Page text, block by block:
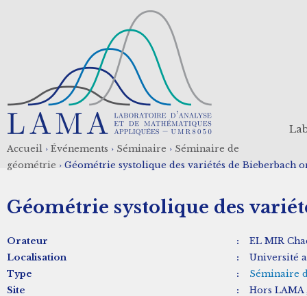
Fil
Accueil › Événements › Séminaire › Séminaire de
géométrie › Géométrie systolique des variétés de Bieberbach
Géométrie systolique des
Orateur :
EL MIR
Localisation
:
Université
Type
:
Séminaire
Site
:
Hors LAMA